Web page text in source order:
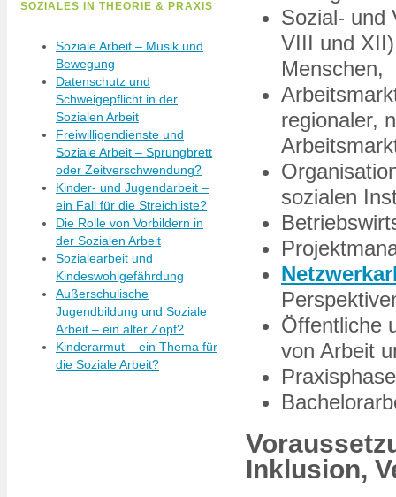
Sozial- und
VIII und
Menschen,
regionaler,
sozialen
Öffentliche
von Arbeit
Inklusion,
SOZIALES IN THEORIE & PRAXIS
Soziale Arbeit – Musik und
Bewegung
Datenschutz und
Schweigepflicht in der
Sozialen Arbeit
Freiwilligendienste und
Soziale Arbeit – Sprungbrett
oder Zeitverschwendung?
Kinder- und Jugendarbeit –
ein Fall für die Streichliste?
Die Rolle von Vorbildern in
der Sozialen Arbeit
Sozialearbeit und
Kindeswohlgefährdung
Außerschulische
Jugendbildung und Soziale
Arbeit – ein alter Zopf?
Kinderarmut – ein Thema für
die Soziale Arbeit?